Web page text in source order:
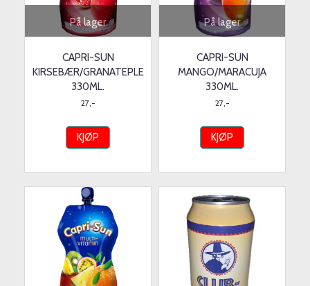
På lager
CAPRI-SUN
KIRSEBÆR/GRANATEPLE
330ML.
27,-
KJØP
På lager
CAPRI-SUN
MANGO/MARACUJA
330ML.
27,-
KJØP